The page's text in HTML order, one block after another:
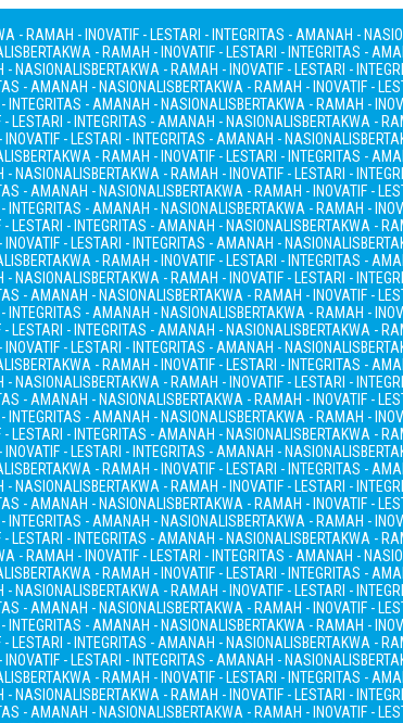
- RAMAH - INOVATIF - LESTARI - INTEGRITAS - AMANAH -
BERTAKWA - RAMAH - INOVATIF - LESTARI - INTEGRITAS -
- NASIONALISBERTAKWA - RAMAH - INOVATIF - LESTARI -
- AMANAH - NASIONALISBERTAKWA - RAMAH - INOVATIF -
INTEGRITAS - AMANAH - NASIONALISBERTAKWA - RAMAH -
- LESTARI - INTEGRITAS - AMANAH - NASIONALISBERTAKWA -
- LESTARI - INTEGRITAS - AMANAH - NASIONALIS
BERTAKWA - RAMAH - INOVATIF - LESTARI - INTEGRITAS -
- NASIONALISBERTAKWA - RAMAH - INOVATIF - LESTARI -
- AMANAH - NASIONALISBERTAKWA - RAMAH - INOVATIF -
INTEGRITAS - AMANAH - NASIONALISBERTAKWA - RAMAH -
- LESTARI - INTEGRITAS - AMANAH - NASIONALISBERTAKWA -
- LESTARI - INTEGRITAS - AMANAH - NASIONALIS
BERTAKWA - RAMAH - INOVATIF - LESTARI - INTEGRITAS -
- NASIONALISBERTAKWA - RAMAH - INOVATIF - LESTARI -
- AMANAH - NASIONALISBERTAKWA - RAMAH - INOVATIF -
INTEGRITAS - AMANAH - NASIONALISBERTAKWA - RAMAH -
- LESTARI - INTEGRITAS - AMANAH - NASIONALISBERTAKWA -
- LESTARI - INTEGRITAS - AMANAH - NASIONALIS
BERTAKWA - RAMAH - INOVATIF - LESTARI - INTEGRITAS -
- NASIONALISBERTAKWA - RAMAH - INOVATIF - LESTARI -
- AMANAH - NASIONALISBERTAKWA - RAMAH - INOVATIF -
INTEGRITAS - AMANAH - NASIONALISBERTAKWA - RAMAH -
- LESTARI - INTEGRITAS - AMANAH - NASIONALISBERTAKWA -
- LESTARI - INTEGRITAS - AMANAH - NASIONALIS
BERTAKWA - RAMAH - INOVATIF - LESTARI - INTEGRITAS -
- NASIONALISBERTAKWA - RAMAH - INOVATIF - LESTARI -
- AMANAH - NASIONALISBERTAKWA - RAMAH - INOVATIF -
INTEGRITAS - AMANAH - NASIONALISBERTAKWA - RAMAH -
- LESTARI - INTEGRITAS - AMANAH - NASIONALISBERTAKWA -
- RAMAH - INOVATIF - LESTARI - INTEGRITAS - AMANAH -
BERTAKWA - RAMAH - INOVATIF - LESTARI - INTEGRITAS -
- NASIONALISBERTAKWA - RAMAH - INOVATIF - LESTARI -
- AMANAH - NASIONALISBERTAKWA - RAMAH - INOVATIF -
INTEGRITAS - AMANAH - NASIONALISBERTAKWA - RAMAH -
- LESTARI - INTEGRITAS - AMANAH - NASIONALISBERTAKWA -
- LESTARI - INTEGRITAS - AMANAH - NASIONALIS
BERTAKWA - RAMAH - INOVATIF - LESTARI - INTEGRITAS -
- NASIONALISBERTAKWA - RAMAH - INOVATIF - LESTARI -
- AMANAH - NASIONALISBERTAKWA - RAMAH - INOVATIF -